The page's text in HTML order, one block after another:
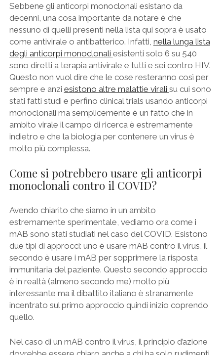
Sebbene gli anticorpi monoclonali esistano da
decenni, una cosa importante da notare è che
nessuno di quelli presenti nella lista qui sopra è usato
come antivirale o antibatterico. Infatti, nella lunga lista
degli anticorpi monoclonali esistenti solo 6 su 540
sono diretti a terapia antivirale e tutti e sei contro HIV.
Questo non vuol dire che le cose resteranno così per
sempre e anzi esistono altre malattie virali su cui sono
stati fatti studi e perfino clinical trials usando anticorpi
monoclonali ma semplicemente è un fatto che in
ambito virale il campo di ricerca è estremamente
indietro e che la biologia per contenere un virus è
molto più complessa.
Come si potrebbero usare gli anticorpi
monoclonali contro il COVID?
Avendo chiarito che siamo in un ambito
estremamente sperimentale, vediamo ora come i
mAB sono stati studiati nel caso del COVID. Esistono
due tipi di approcci: uno è usare mAB contro il virus, il
secondo è usare i mAB per sopprimere la risposta
immunitaria del paziente. Questo secondo approccio
è in realtà (almeno secondo me) molto più
interessante ma il dibattito italiano è stranamente
incentrato sul primo approccio quindi inizio coprendo
quello.
Nel caso di un mAB contro il virus, il principio d’azione